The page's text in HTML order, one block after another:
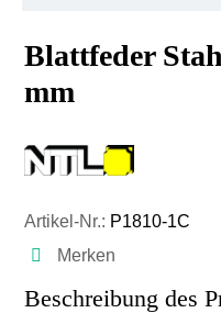
Blattfeder
mm
Artikel-Nr.: P1810-1C
Merken
Beschreibung des